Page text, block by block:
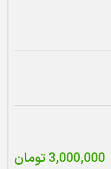
3,000,000تومان